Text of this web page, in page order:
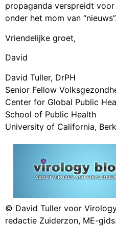
propaganda verspreidt voor
onder het mom van “nieuws”.
Vriendelijke groet,
David
David Tuller, DrPH
Senior Fellow
Center for Global Public
School of Public Health
University of California,
© David Tuller voor
redactie Zuiderzon, ME-gids.